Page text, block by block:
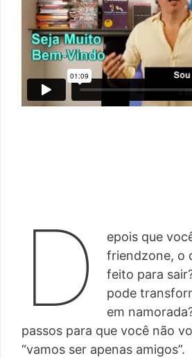
D
epois que
friendzone, o
feito para
pode
em
passos para que você não
“vamos ser apenas amigos”.